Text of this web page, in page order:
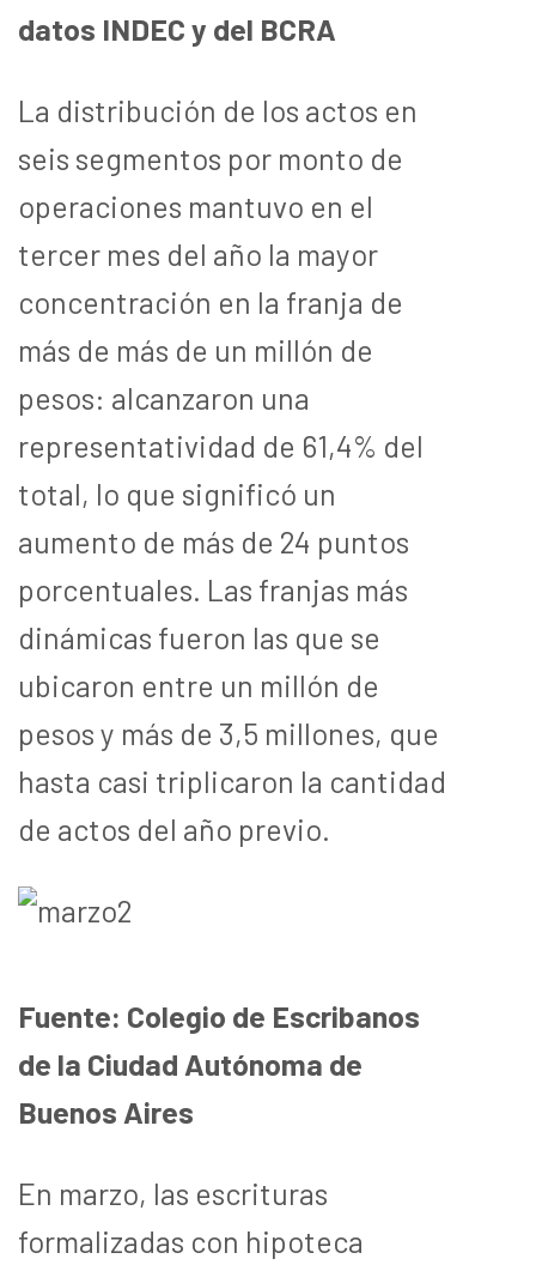
datos INDEC y del BCRA
La distribución de los actos en
seis segmentos por monto de
operaciones mantuvo en el
tercer mes del año la mayor
concentración en la franja de
más de más de un millón de
pesos: alcanzaron una
representatividad de 61,4% del
total, lo que significó un
aumento de más de 24 puntos
porcentuales. Las franjas más
dinámicas fueron las que se
ubicaron entre un millón de
pesos y más de 3,5 millones, que
hasta casi triplicaron la cantidad
de actos del año previo.
Fuente: Colegio de Escribanos
de la Ciudad Autónoma de
Buenos Aires
En marzo, las escrituras
formalizadas con hipoteca